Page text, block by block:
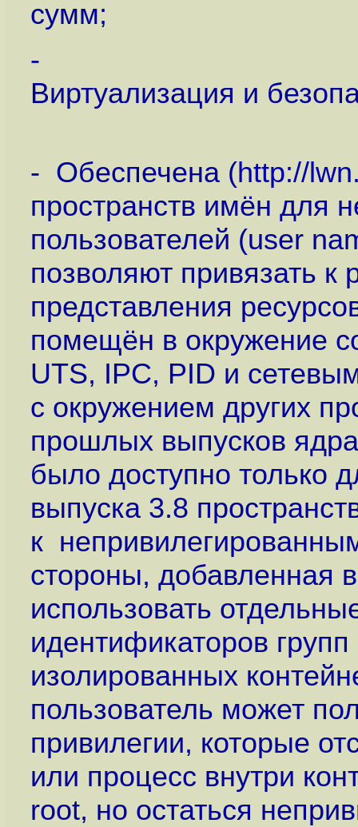
сумм;
-
Виртуализация и
- Обеспечена (http://
пространств имён для
пользователей (user
позволяют привязать
представления
помещён в окружение
UTS, IPC, PID и
с окружением других
прошлых выпусков
было доступно только
выпуска 3.8
к
стороны, добавленная
использовать
идентификаторов
изолированных
пользователь может
привилегии, которые
или процесс внутри
root, но остаться